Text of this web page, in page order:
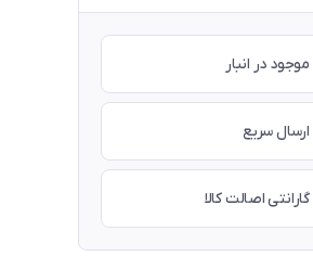
موجود در انبار
ارسال سریع
گارانتی اصالت کالا